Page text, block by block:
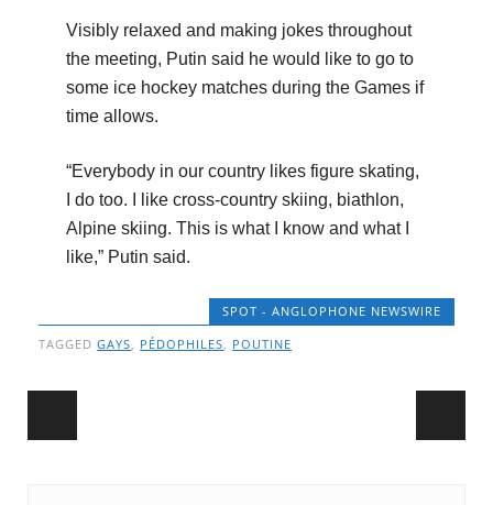
Visibly relaxed and making jokes throughout
the meeting, Putin said he would like to go to
some ice hockey matches during the Games if
time allows.
“Everybody in our country likes figure skating,
I do too. I like cross-country skiing, biathlon,
Alpine skiing. This is what I know and what I
like,” Putin said.
SPOT - ANGLOPHONE NEWSWIRE
TAGGEDGAYS, PÉDOPHILES, POUTINE
Post navigation